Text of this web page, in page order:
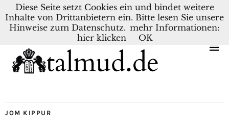
KONTAKT BLOG DEUTSCH NEDERLANDS
JOM KIPPUR
Diese Seite setzt Cookies ein und bindet weitere
Inhalte von Drittanbietern ein. Bitte lesen Sie unsere
Hinweise zum Datenschutz. mehr Informationen:
hier klicken
OK